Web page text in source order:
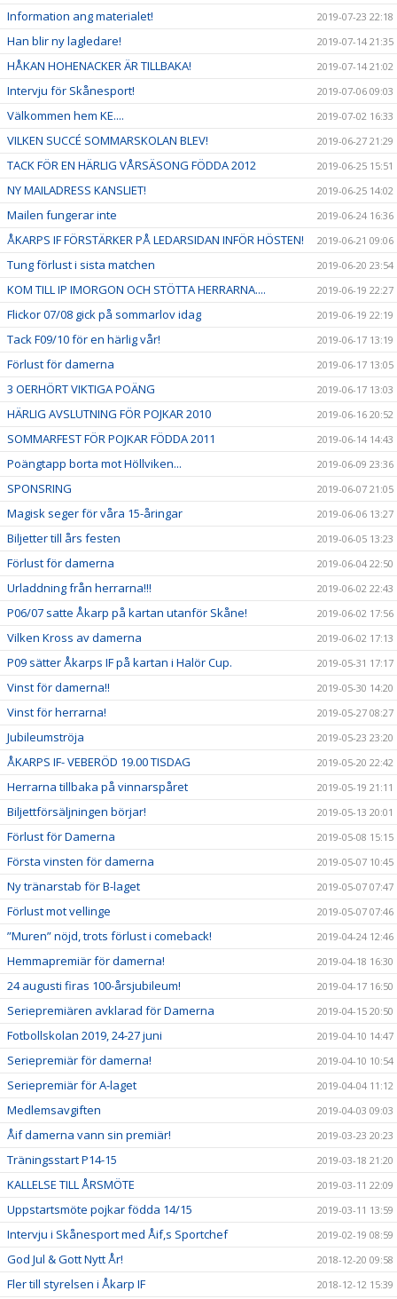
Information ang materialet! 2019-07-23 22:18
Han blir ny lagledare! 2019-07-14 21:35
HÅKAN HOHENACKER ÄR TILLBAKA! 2019-07-14 21:02
Intervju för Skånesport! 2019-07-06 09:03
Välkommen hem KE.... 2019-07-02 16:33
VILKEN SUCCÉ SOMMARSKOLAN BLEV! 2019-06-27 21:29
TACK FÖR EN HÄRLIG VÅRSÄSONG FÖDDA 2012 2019-06-25 15:51
NY MAILADRESS KANSLIET! 2019-06-25 14:02
Mailen fungerar inte 2019-06-24 16:36
ÅKARPS IF FÖRSTÄRKER PÅ LEDARSIDAN INFÖR HÖSTEN! 2019-06-21 09:06
Tung förlust i sista matchen 2019-06-20 23:54
KOM TILL IP IMORGON OCH STÖTTA HERRARNA.... 2019-06-19 22:27
Flickor 07/08 gick på sommarlov idag 2019-06-19 22:19
Tack F09/10 för en härlig vår! 2019-06-17 13:19
Förlust för damerna 2019-06-17 13:05
3 OERHÖRT VIKTIGA POÄNG 2019-06-17 13:03
HÄRLIG AVSLUTNING FÖR POJKAR 2010 2019-06-16 20:52
SOMMARFEST FÖR POJKAR FÖDDA 2011 2019-06-14 14:43
Poängtapp borta mot Höllviken... 2019-06-09 23:36
SPONSRING 2019-06-07 21:05
Magisk seger för våra 15-åringar 2019-06-06 13:27
Biljetter till års festen 2019-06-05 13:23
Förlust för damerna 2019-06-04 22:50
Urladdning från herrarna!!! 2019-06-02 22:43
P06/07 satte Åkarp på kartan utanför Skåne! 2019-06-02 17:56
Vilken Kross av damerna 2019-06-02 17:13
P09 sätter Åkarps IF på kartan i Halör Cup. 2019-05-31 17:17
Vinst för damerna!! 2019-05-30 14:20
Vinst för herrarna! 2019-05-27 08:27
Jubileumströja 2019-05-23 23:20
ÅKARPS IF- VEBERÖD 19.00 TISDAG 2019-05-20 22:42
Herrarna tillbaka på vinnarspåret 2019-05-19 21:11
Biljettförsäljningen börjar! 2019-05-13 20:01
Förlust för Damerna 2019-05-08 15:15
Första vinsten för damerna 2019-05-07 10:45
Ny tränarstab för B-laget 2019-05-07 07:47
Förlust mot vellinge 2019-05-07 07:46
”Muren” nöjd, trots förlust i comeback! 2019-04-24 12:46
Hemmapremiär för damerna! 2019-04-18 16:30
24 augusti firas 100-årsjubileum! 2019-04-17 16:50
Seriepremiären avklarad för Damerna 2019-04-15 20:50
Fotbollskolan 2019, 24-27 juni 2019-04-10 14:47
Seriepremiär för damerna! 2019-04-10 10:54
Seriepremiär för A-laget 2019-04-04 11:12
Medlemsavgiften 2019-04-03 09:03
Åif damerna vann sin premiär! 2019-03-23 20:23
Träningsstart P14-15 2019-03-18 21:20
KALLELSE TILL ÅRSMÖTE 2019-03-11 22:09
Uppstartsmöte pojkar födda 14/15 2019-03-11 13:59
Intervju i Skånesport med Åif,s Sportchef 2019-02-19 08:59
God Jul & Gott Nytt År! 2018-12-20 09:58
Fler till styrelsen i Åkarp IF 2018-12-12 15:39